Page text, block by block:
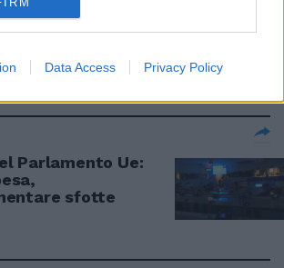
Data Access Privacy Policy
restano, gas
der Leyen e il piano
Parlamento Ue:
sfotte